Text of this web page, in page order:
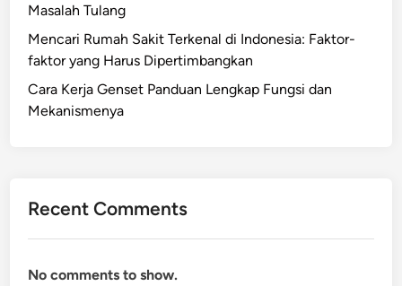
Masalah Tulang
Mencari Rumah Sakit Terkenal di Indonesia: Faktor-
faktor yang Harus Dipertimbangkan
Cara Kerja Genset Panduan Lengkap Fungsi dan
Mekanismenya
Recent Comments
No comments to show.